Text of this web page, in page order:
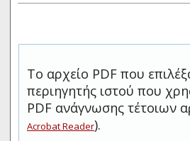
Το αρχείο PDF που
περιηγητής ιστού που
PDF ανάγνωσης τέτοιων
Acrobat Reader).